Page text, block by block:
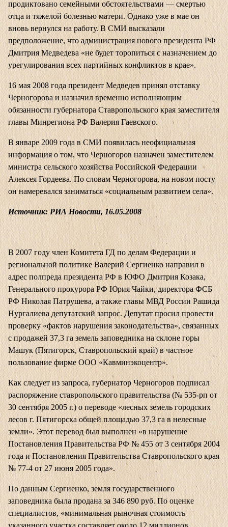
продиктовано семейными обстоятельствами — смертью
отца и тяжелой болезнью матери. Однако уже в мае он
вновь вернулся на работу. В СМИ высказали
предположение, что администрация нового президента РФ
Дмитрия Медведева «не будет торопиться с назначением до
урегулирования всех партийных конфликтов в крае».
16 мая 2008 года президент Медведев принял отставку
Черногорова и назначил временно исполняющим
обязанности губернатора Ставропольского края заместителя
главы Минрегиона РФ Валерия Гаевского.
В январе 2009 года в СМИ появилась неофициальная
информация о том, что Черногоров назначен заместителем
министра сельского хозяйства Российской Федерации
Алексея Гордеева. По словам Черногорова, на новом посту
он намеревался заниматься «социальным развитием села».
Источник: РИА Новости, 16.05.2008
В 2007 году член Комитета ГД по делам Федерации и
региональной политике Валерий Сергиенко направил в
адрес полпреда президента РФ в ЮФО Дмитрия Козака,
Генерального прокурора РФ Юрия Чайки, директора ФСБ
РФ Николая Патрушева, а также главы МВД России Рашида
Нургалиева депутатский запрос. Депутат просил провести
проверку «фактов нарушения законодательства», связанных
с продажей 37,3 га земель заповедника на склоне горы
Машук (Пятигорск, Ставропольский край) в частное
пользование фирме ООО «Кавминэкоцентр».
Как следует из запроса, губернатор Черногоров подписал
распоряжение ставропольского правительства (№ 535-рп от
30 сентября 2005 г.) о переводе «лесных земель городских
лесов г. Пятигорска общей площадью 37,3 га в нелесные
земли». Этот перевод был выполнен «в нарушение
Постановления Правительства РФ № 455 от 3 сентября 2004
года и Постановления Правительства Ставропольского края
№ 77-4 от 27 июня 2005 года».
По данным Сергиенко, земля государственного
заповедника была продана за 346 890 руб. По оценке
специалистов, «минимальная рыночная стоимость